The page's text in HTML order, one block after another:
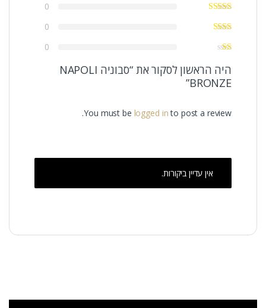
0
0
0
היה הראשון לסקור את “סבוניה NAPOLI
BRONZE”
You must be logged into post a review.
אין עדיין ביקורות.